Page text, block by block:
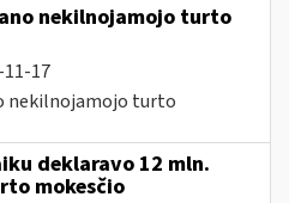
nekilnojamojo turto
11-17
nekilnojamojo turto
deklaravo 12 mln.
mokesčio